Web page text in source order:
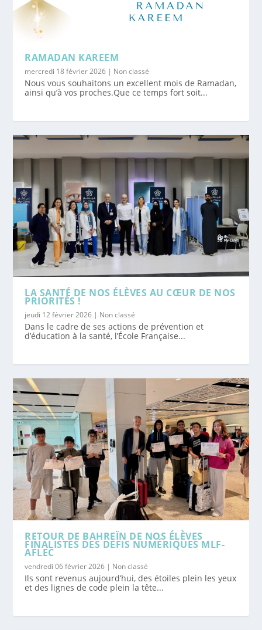
RAMADAN KAREEM
mercredi 18 février 2026 | Non classé
Nous vous souhaitons un excellent mois de Ramadan,
ainsi qu’à vos proches.Que ce temps fort soit...
LA SANTÉ DE NOS ÉLÈVES AU CŒUR DE NOS
PRIORITÉS !
jeudi 12 février 2026 | Non classé
Dans le cadre de ses actions de prévention et
d’éducation à la santé, l’École Française...
RETOUR DE BAHREÏN DE NOS ÉLÈVES
FINALISTES DES DÉFIS NUMÉRIQUES MLF-
AFLEC
vendredi 06 février 2026 | Non classé
Ils sont revenus aujourd’hui, des étoiles plein les yeux
et des lignes de code plein la tête...